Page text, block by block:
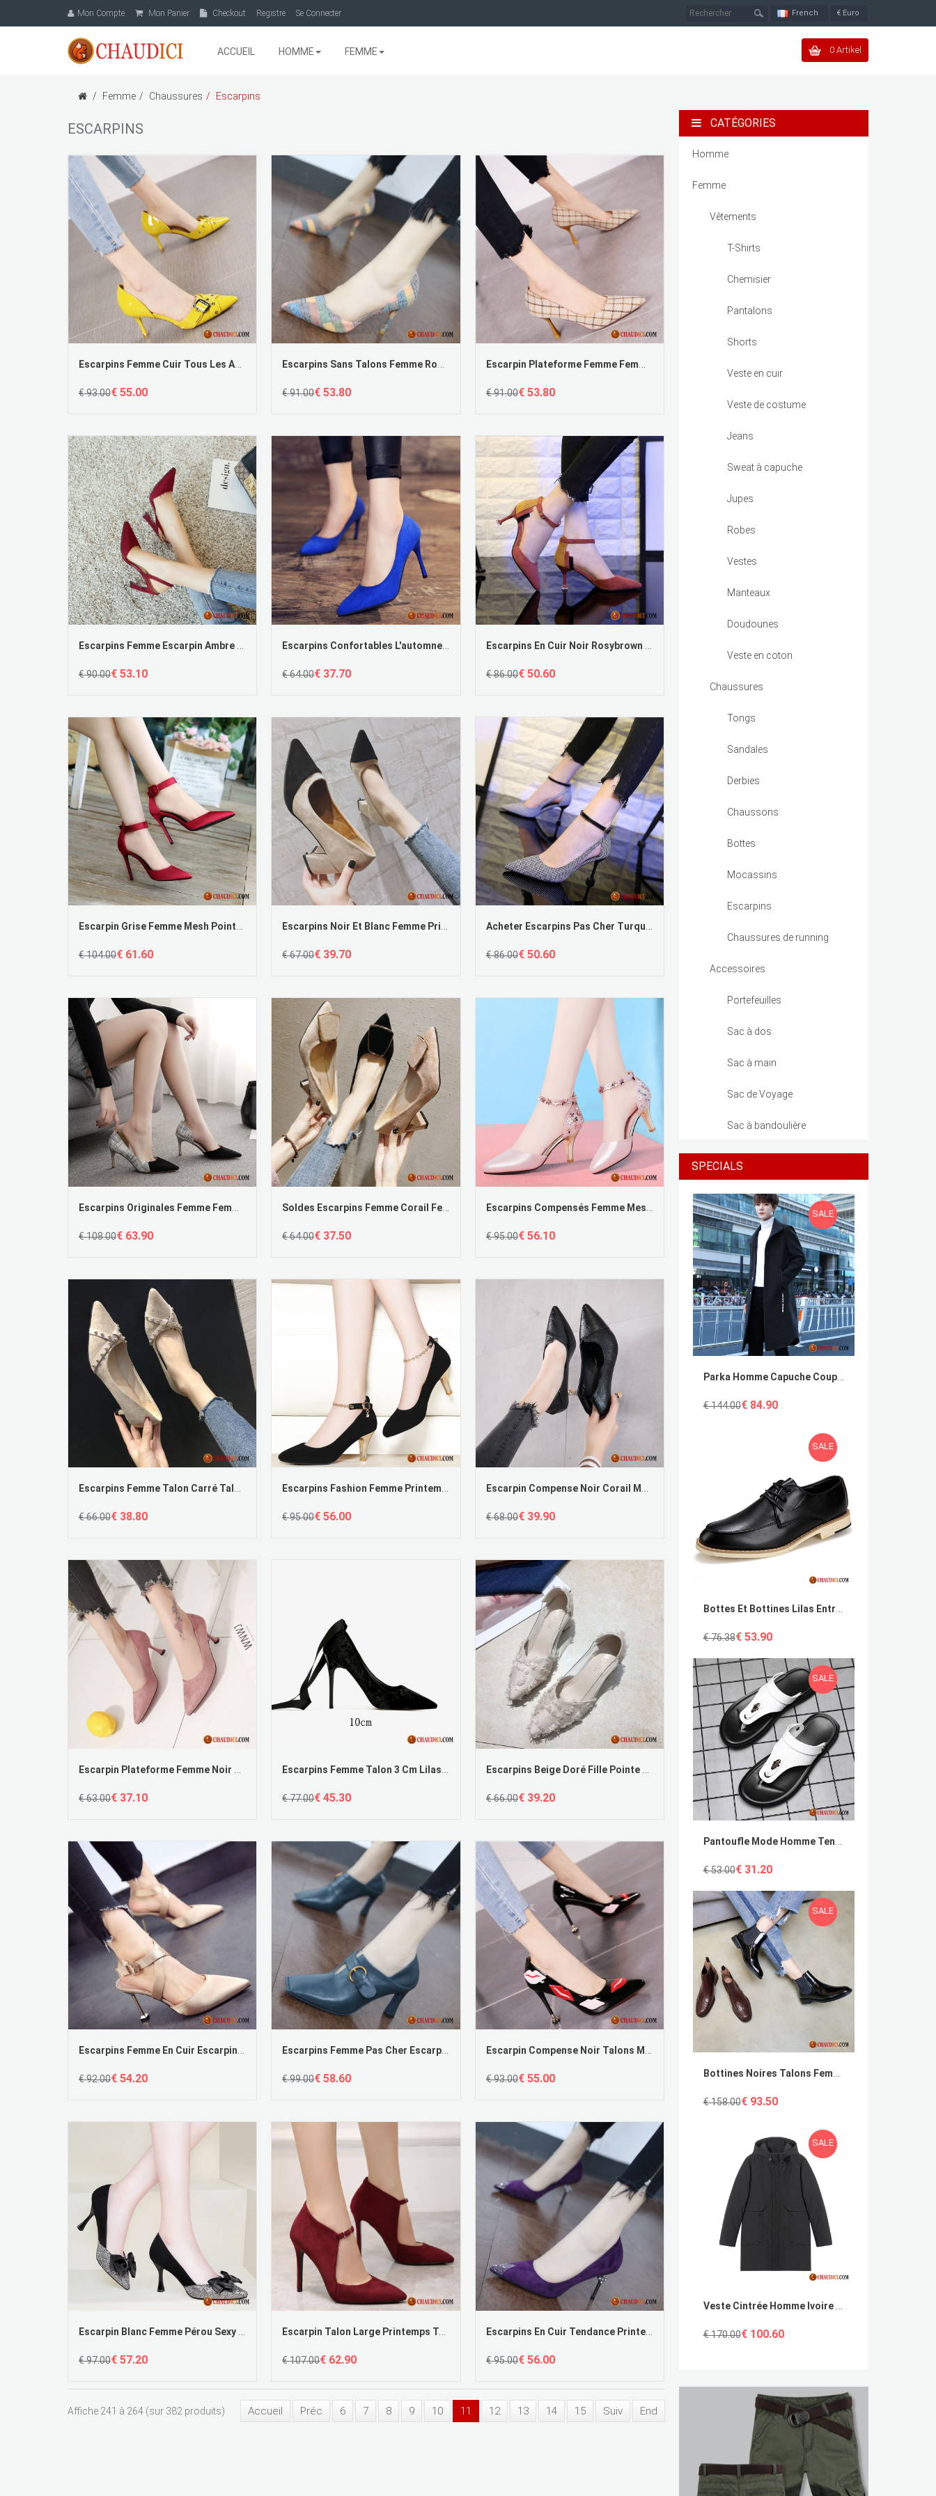
Mon Compte Mon Panier Checkout Registre Se Connecter € Euro
French
ACCUEIL HOMME FEMME 0 Artikel
Femme Chaussures Escarpins
ESCARPINS
Escarpins Femme Cuir Tous Les Assortis Escarpins Printemps Fille Pointe Pointue Pas Cher
€ 93.00€ 55.00
Escarpins Sans Talons Femme Rouge Fille Derbies Pointe Pointue Couleurs Mixtes En Vente
€ 91.00€ 53.80
Escarpin Plateforme Femme Femme Printemps Mode Personnalité Tendance
€ 91.00€ 53.80
Escarpins Femme Escarpin Ambre Fille Été Pointe Pointue Talons Hauts Rouge
€ 90.00€ 53.10
Escarpins Confortables L'automne Bleu Pointe Pointue Escarpins Rouge
€ 64.00€ 37.70
Escarpins En Cuir Noir Rosybrown Femme Talons Minces Rouge Pointe Pointue Printemps Pas Cher
€ 86.00€ 50.60
Escarpin Grise Femme Mesh Pointe Pointue Rouge Femme Chaussures De Mariage Pas Cher
€ 104.00€ 61.60
Escarpins Noir Et Blanc Femme Printemps Femme Frais Tous Les Assortis Pointe Pointue Soldes
€ 67.00€ 39.70
Acheter Escarpins Pas Cher Turquoise Derbies Escarpins Femme Talons Minces Pointe Pointue
€ 86.00€ 50.60
Escarpins Originales Femme Femme Noir Gris Sexy Talons Minces
€ 108.00€ 63.90
Soldes Escarpins Femme Corail Femme Pointe Pointue Rétro Rouge Noir
€ 64.00€ 37.50
Escarpins Compensés Femme Mesh Femme Rouge Derbies Tous Les Assortis
€ 95.00€ 56.10
Escarpins Femme Talon Carré Talons Minces Escarpins Derbies Tous Les Assortis Mesh
€ 66.00€ 38.80
Escarpins Fashion Femme Printemps Pointe Pointue Femme Derbies Tous Les Assortis
€ 95.00€ 56.00
Escarpin Compense Noir Corail Mesh Pointe Pointue Talons Minces En Cuir Talon Moyen Soldes
€ 68.00€ 39.90
Escarpin Plateforme Femme Noir Frais Mesh Rétro Escarpins Rouge
€ 63.00€ 37.10
Escarpins Femme Talon 3 Cm Lilas Derbies Tous Les Assortis Pointe Pointue Talons Minces Escarpins Soldes
€ 77.00€ 45.30
Escarpins Beige Doré Fille Pointe Pointue Rouge Femme Mesh Pas Cher
€ 66.00€ 39.20
Escarpins Femme En Cuir Escarpins Pointe Pointue Bien Chaussures De Mariage Or
€ 92.00€ 54.20
Escarpins Femme Pas Cher Escarpin Mesh Bottes Bleu Femme Printemps
€ 99.00€ 58.60
Escarpin Compense Noir Talons Minces Cuir Verni Printemps Derbies Sexy Pas Cher
€ 93.00€ 55.00
Escarpin Blanc Femme Pérou Sexy Talons Minces Or Femme Escarpins France
€ 97.00€ 57.20
Escarpin Talon Large Printemps Talons Minces Pointe Pointue Rouge Escarpins Pas Cher
€ 107.00€ 62.90
Escarpins En Cuir Tendance Printemps Fête Escarpins Suède Violet France
€ 95.00€ 56.00
Affiche 241 à 264 (sur 382 produits) Accueil Préc 6 7 8 9 10 11 12 13 14 15 Suiv End
CATÉGORIES
Homme
Femme
Vêtements
T-Shirts
Chemisier
Pantalons
Shorts
Veste en cuir
Veste de costume
Jeans
Sweat à capuche
Jupes
Robes
Vestes
Manteaux
Doudounes
Veste en coton
Chaussures
Tongs
Sandales
Derbies
Chaussons
Bottes
Mocassins
Escarpins
Chaussures de running
Accessoires
Portefeuilles
Sac à dos
Sac à main
Sac de Voyage
Sac à bandoulière
SPECIALS
SALE
Parka Homme Capuche Coupe Vent Manteau Tissu De Laine Britanique Beau
€ 144.00€ 84.90
SALE
Bottes Et Bottines Lilas Entreprise Tendance Pointe Pointue Costume Formel Angleterre Pas Cher
€ 76.38€ 53.90
SALE
€ 53.00€ 31.20
SALE
Bottines Noires Talons Femme Marron Angleterre Tissu Épais Femme
€ 158.00€ 93.50
SALE
€ 170.00€ 100.60